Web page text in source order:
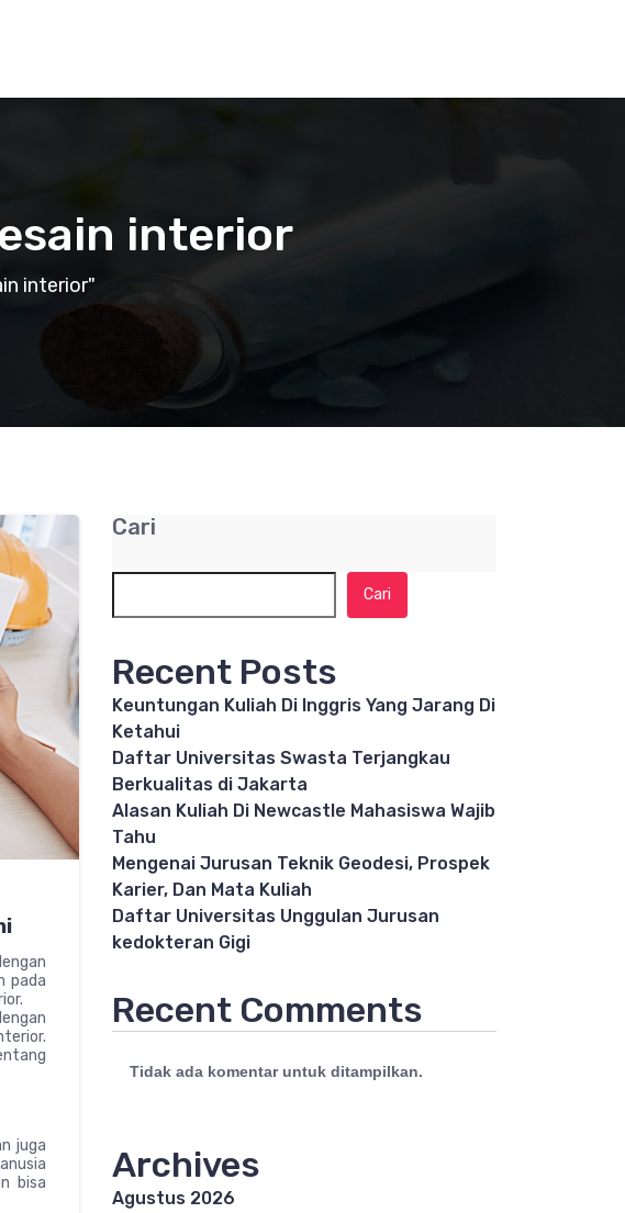
interior
interior"
pada
juga
bisa
Cari
Cari
Recent Posts
Keuntungan Kuliah Di Inggris Yang Jarang Di
Ketahui
Daftar Universitas Swasta Terjangkau
Berkualitas di Jakarta
Alasan Kuliah Di Newcastle Mahasiswa Wajib
Tahu
Mengenai Jurusan Teknik Geodesi, Prospek
Karier, Dan Mata Kuliah
Daftar Universitas Unggulan Jurusan
kedokteran Gigi
Recent Comments
Tidak ada komentar untuk ditampilkan.
Archives
Agustus 2026